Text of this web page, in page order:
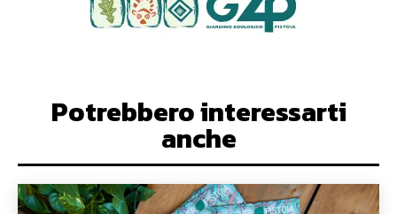
Potrebbero interessarti
anche